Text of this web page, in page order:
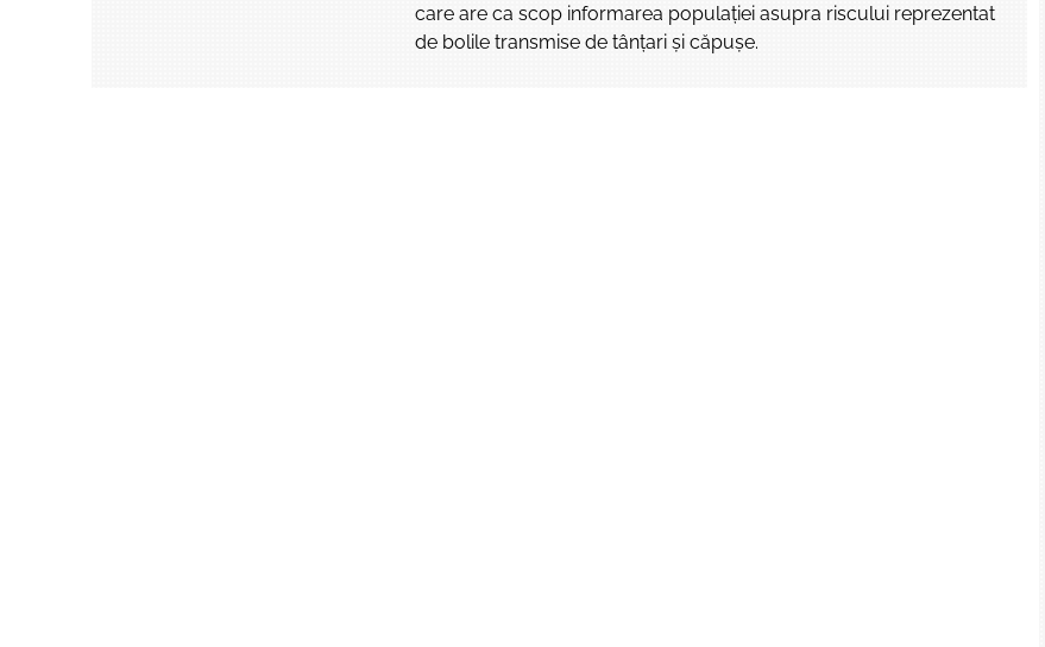
care are ca scop informarea populației asupra riscului reprezentat
de bolile transmise de tânțari și căpușe.